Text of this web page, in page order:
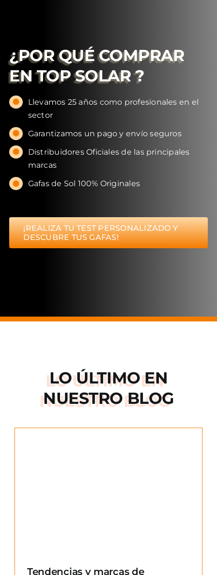
¿POR QUÉ COMPRAR
EN TOP SOLAR ?
Llevamos 25 años como profesionales en el
sector
Garantizamos un pago y envío seguros
Distribuidores Oficiales de las principales
marcas
Gafas de Sol 100% Originales
¡REALIZA TU TEST PERSONALIZADO Y
DESCUBRE TUS GAFAS!
LO ÚLTIMO EN
NUESTRO BLOG
Tendencias y marcas de